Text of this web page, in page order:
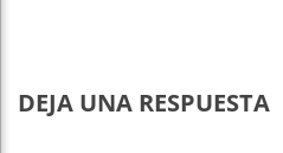
DEJA UNA RESPUESTA